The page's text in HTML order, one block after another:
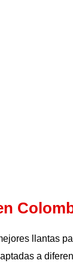
llantas
a